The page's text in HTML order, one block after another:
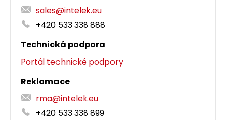
sales@intelek.eu
+420 533 338 888
Technická podpora
Portál technické podpory
Reklamace
rma@intelek.eu
+420 533 338 899